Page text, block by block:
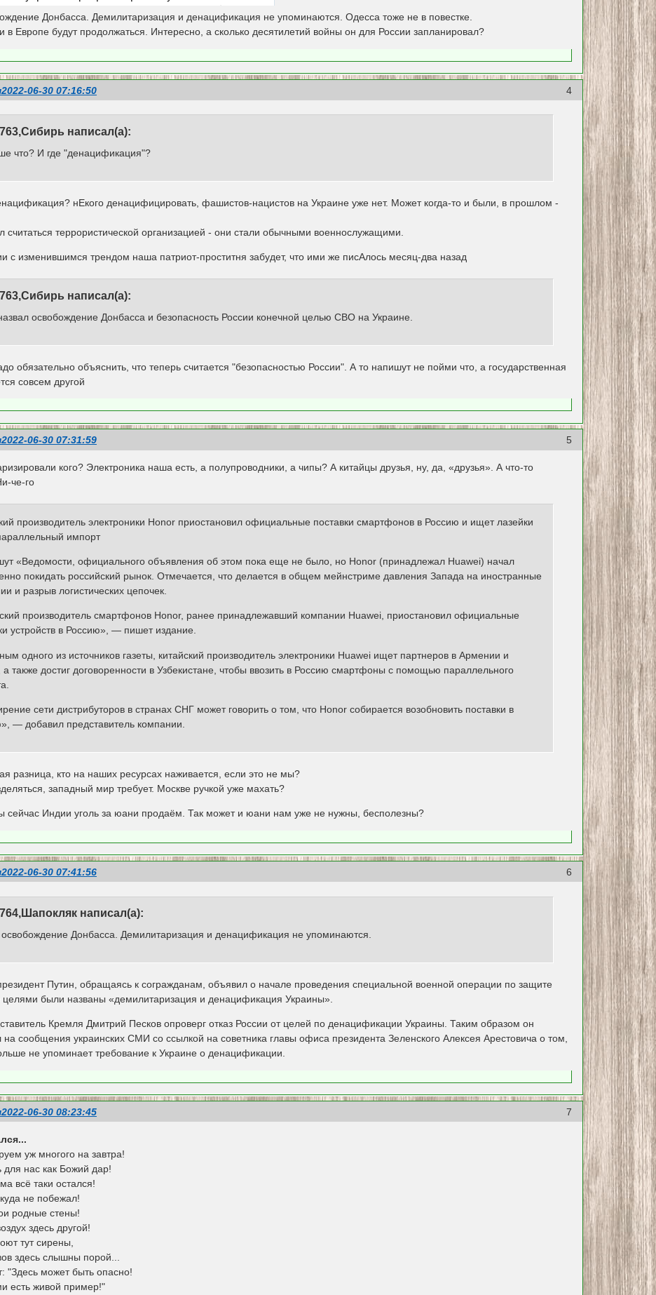
Донбасса. Демилитаризация и денацификация не упоминаются. Одесса тоже не в повестке.
в Европе будут продолжаться. Интересно, а сколько десятилетий войны он для России запланировал?
4
2022-06-30 07:16:50
написал(а):
что? И где "денацификация"?
нЕкого денацифицировать, фашистов-нацистов на Украине уже нет. Может когда-то и были, в прошлом -
считаться террористической организацией - они стали обычными военнослужащими.
с изменившимся трендом наша патриот-проститня забудет, что ими же писАлось месяц-два назад
написал(а):
освобождение Донбасса и безопасность России конечной целью СВО на Украине.
обязательно объяснить, что теперь считается "безопасностью России". А то напишут не пойми что, а государственная
совсем другой
5
2022-06-30 07:31:59
кого? Электроника наша есть, а полупроводники, а чипы? А китайцы друзья, ну, да, «друзья». А что-то
че-го
производитель электроники Honor приостановил официальные поставки смартфонов в Россию и ищет лазейки
импорт
«Ведомости, официального объявления об этом пока еще не было, но Honor (принадлежал Huawei) начал
покидать российский рынок. Отмечается, что делается в общем мейнстриме давления Запада на иностранные
и разрыв логистических цепочек.
производитель смартфонов Honor, ранее принадлежавший компании Huawei, приостановил официальные
устройств в Россию», — пишет издание.
одного из источников газеты, китайский производитель электроники Huawei ищет партнеров в Армении и
а также достиг договоренности в Узбекистане, чтобы ввозить в Россию смартфоны с помощью параллельного
сети дистрибуторов в странах СНГ может говорить о том, что Honor собирается возобновить поставки в
— добавил представитель компании.
разница, кто на наших ресурсах наживается, если это не мы?
западный мир требует. Москве ручкой уже махать?
сейчас Индии уголь за юани продаём. Так может и юани нам уже не нужны, бесполезны?
6
2022-06-30 07:41:56
написал(а):
Донбасса. Демилитаризация и денацификация не упоминаются.
Путин, обращаясь к согражданам, объявил о начале проведения специальной военной операции по защите
целями были названы «демилитаризация и денацификация Украины».
Кремля Дмитрий Песков опроверг отказ России от целей по денацификации Украины. Таким образом он
на сообщения украинских СМИ со ссылкой на советника главы офиса президента Зеленского Алексея Арестовича о том,
не упоминает требование к Украине о денацификации.
7
2022-06-30 08:23:45
уж многого на завтра!
нас как Божий дар!
всё таки остался!
не побежал!
родные стены!
здесь другой!
тут сирены,
здесь слышны порой...
"Здесь может быть опасно!
есть живой пример!"